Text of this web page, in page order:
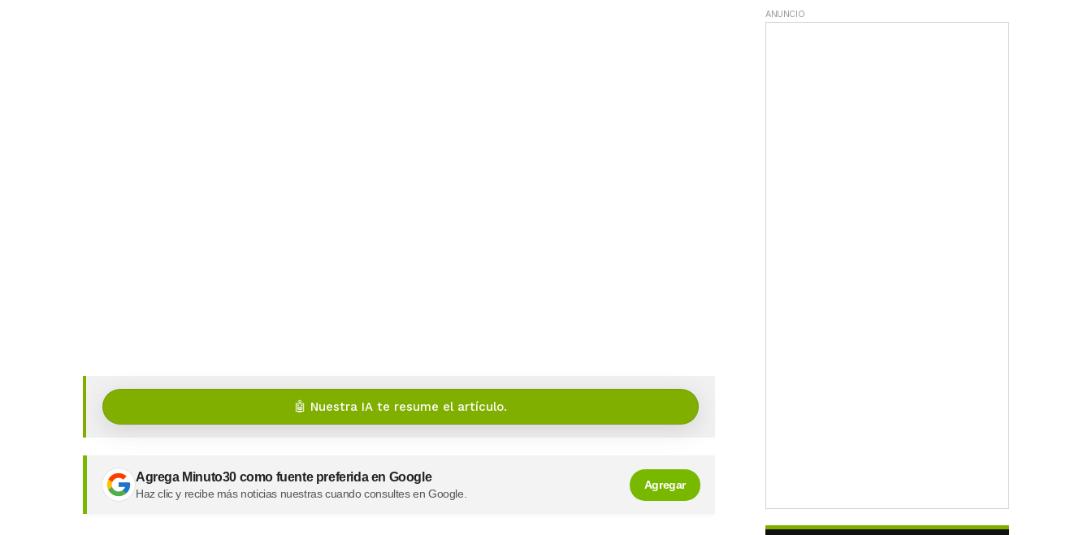
🤖 Nuestra IA te resume el artículo.
Agrega Minuto30 como fuente preferida en Google
Haz clic y recibe más noticias nuestras cuando consultes en Google.
Agregar
ANUNCIO